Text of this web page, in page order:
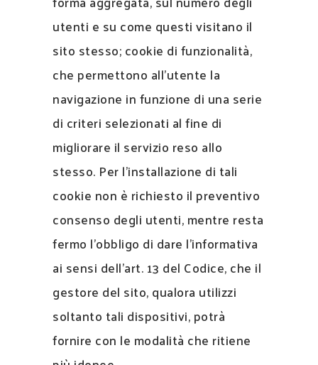
utenti e su come questi visitano il
sito stesso; cookie di funzionalità,
che permettono all’utente la
navigazione in funzione di una serie
di criteri selezionati al fine di
migliorare il servizio reso allo
stesso. Per l’installazione di tali
cookie non è richiesto il preventivo
consenso degli utenti, mentre resta
fermo l’obbligo di dare l’informativa
ai sensi dell’art. 13 del Codice, che il
gestore del sito, qualora utilizzi
soltanto tali dispositivi, potrà
fornire con le modalità che ritiene